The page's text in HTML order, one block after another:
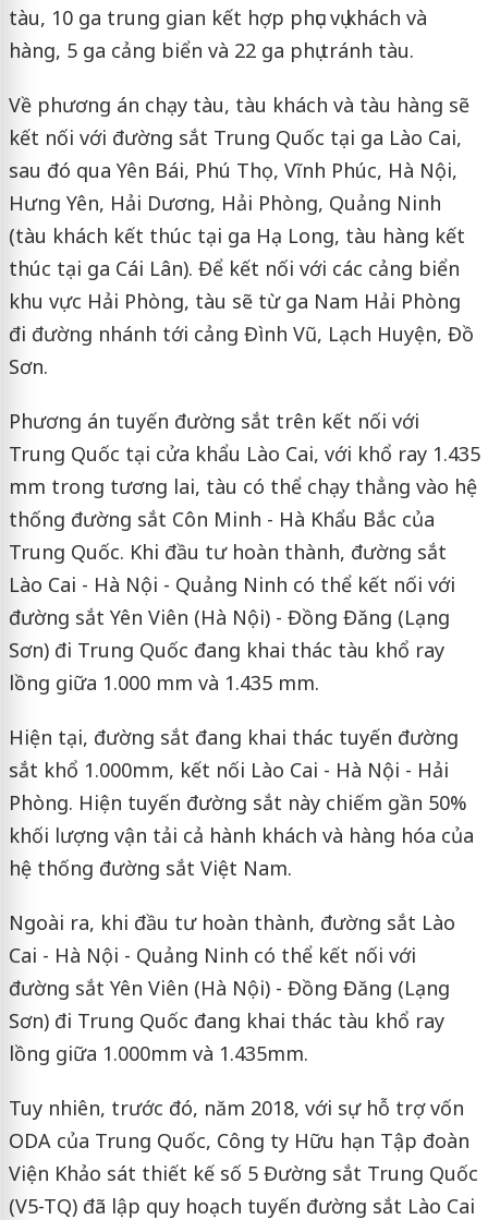
tàu, 10 ga trung gian kết hợp phục vụ khách và
hàng, 5 ga cảng biển và 22 ga phụ tránh tàu.
Về phương án chạy tàu, tàu khách và tàu hàng sẽ
kết nối với đường sắt Trung Quốc tại ga Lào Cai,
sau đó qua Yên Bái, Phú Thọ, Vĩnh Phúc, Hà Nội,
Hưng Yên, Hải Dương, Hải Phòng, Quảng Ninh
(tàu khách kết thúc tại ga Hạ Long, tàu hàng kết
thúc tại ga Cái Lân). Để kết nối với các cảng biển
khu vực Hải Phòng, tàu sẽ từ ga Nam Hải Phòng
đi đường nhánh tới cảng Đình Vũ, Lạch Huyện, Đồ
Sơn.
Phương án tuyến đường sắt trên kết nối với
Trung Quốc tại cửa khẩu Lào Cai, với khổ ray 1.435
mm trong tương lai, tàu có thể chạy thẳng vào hệ
thống đường sắt Côn Minh - Hà Khẩu Bắc của
Trung Quốc. Khi đầu tư hoàn thành, đường sắt
Lào Cai - Hà Nội - Quảng Ninh có thể kết nối với
đường sắt Yên Viên (Hà Nội) - Đồng Đăng (Lạng
Sơn) đi Trung Quốc đang khai thác tàu khổ ray
lồng giữa 1.000 mm và 1.435 mm.
Hiện tại, đường sắt đang khai thác tuyến đường
sắt khổ 1.000mm, kết nối Lào Cai - Hà Nội - Hải
Phòng. Hiện tuyến đường sắt này chiếm gần 50%
khối lượng vận tải cả hành khách và hàng hóa của
hệ thống đường sắt Việt Nam.
Ngoài ra, khi đầu tư hoàn thành, đường sắt Lào
Cai - Hà Nội - Quảng Ninh có thể kết nối với
đường sắt Yên Viên (Hà Nội) - Đồng Đăng (Lạng
Sơn) đi Trung Quốc đang khai thác tàu khổ ray
lồng giữa 1.000mm và 1.435mm.
Tuy nhiên, trước đó, năm 2018, với sự hỗ trợ vốn
ODA của Trung Quốc, Công ty Hữu hạn Tập đoàn
Viện Khảo sát thiết kế số 5 Đường sắt Trung Quốc
(V5-TQ) đã lập quy hoạch tuyến đường sắt Lào Cai